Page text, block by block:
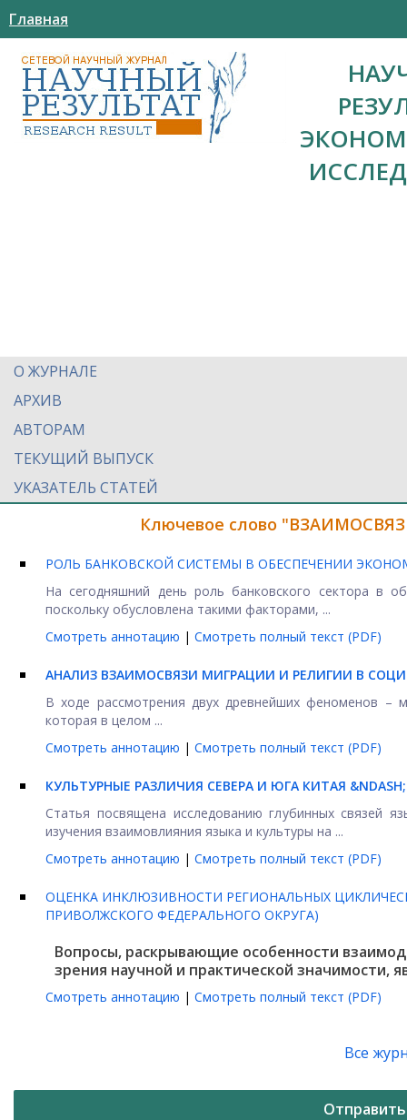
Главная
О ЖУРНАЛЕ
АРХИВ
АВТОРАМ
ТЕКУЩИЙ ВЫПУСК
УКАЗАТЕЛЬ СТАТЕЙ
Ключевое слово
РОЛЬ БАНКОВСКОЙ СИСТЕМЫ В ОБЕСПЕЧЕНИИ
На сегодняшний день роль банковского сектора в
поскольку обусловлена такими факторами, ...
Смотреть аннотацию | Смотреть полный текст (PDF)
АНАЛИЗ ВЗАИМОСВЯЗИ МИГРАЦИИ И РЕЛИГИИ В
В ходе рассмотрения двух древнейших феноменов –
которая в целом ...
Смотреть аннотацию | Смотреть полный текст (PDF)
КУЛЬТУРНЫЕ РАЗЛИЧИЯ СЕВЕРА И ЮГА КИТАЯ
Статья посвящена исследованию глубинных связей
изучения взаимовлияния языка и культуры на ...
Смотреть аннотацию | Смотреть полный текст (PDF)
ОЦЕНКА ИНКЛЮЗИВНОСТИ РЕГИОНАЛЬНЫХ
ПРИВОЛЖСКОГО ФЕДЕРАЛЬНОГО ОКРУГА)
Вопросы, раскрывающие особенности
зрения научной и практической значимости,
Смотреть аннотацию | Смотреть полный текст (PDF)
Все